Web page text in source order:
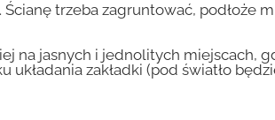
trzeba zagruntować, podłoże
na jasnych i jednolitych miejscach,
zakładki (pod światło